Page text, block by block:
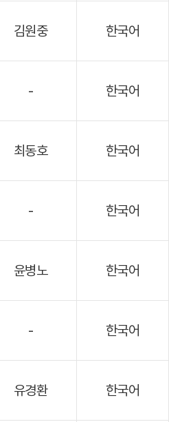
김원중 한국어
- 한국어
최동호 한국어
- 한국어
윤병노 한국어
- 한국어
유경환 한국어